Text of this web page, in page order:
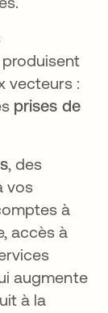
vecteurs :
prises de
, des
vos
à
accès à
augmente
à la